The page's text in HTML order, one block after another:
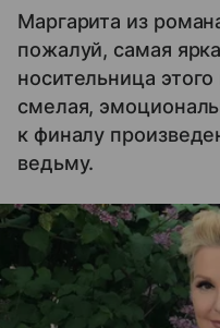
Маргарита из
пожалуй, самая
носительница
смелая,
к финалу
ведьму.